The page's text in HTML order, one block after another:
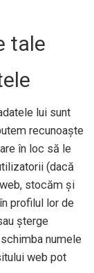
tale
lui sunt
recunoaște
în loc să le
(dacă
stocăm și
profilul lor de
șterge
numele
web pot